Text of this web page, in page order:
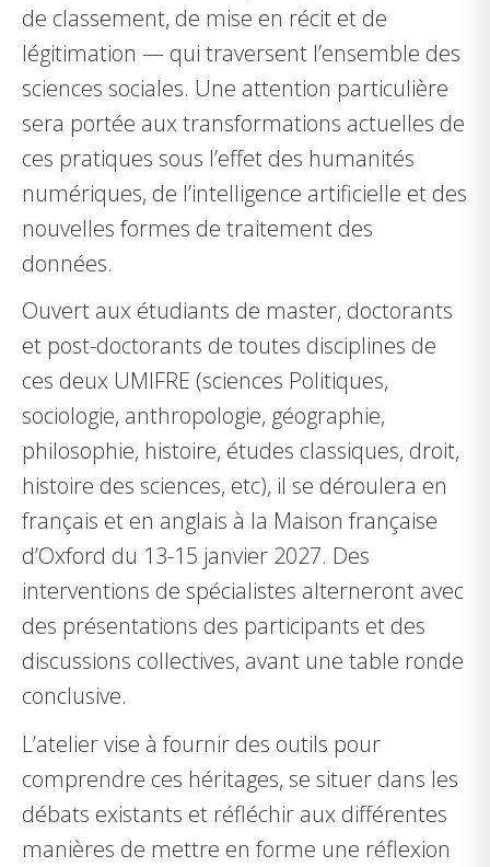
de classement, de mise en récit et de
légitimation — qui traversent l’ensemble des
sciences sociales. Une attention particulière
sera portée aux transformations actuelles de
ces pratiques sous l’effet des humanités
numériques, de l’intelligence artificielle et des
nouvelles formes de traitement des
données.
Ouvert aux étudiants de master, doctorants
et post-doctorants de toutes disciplines de
ces deux UMIFRE (sciences Politiques,
sociologie, anthropologie, géographie,
philosophie, histoire, études classiques, droit,
histoire des sciences, etc), il se déroulera en
français et en anglais à la Maison française
d’Oxford du 13-15 janvier 2027. Des
interventions de spécialistes alterneront avec
des présentations des participants et des
discussions collectives, avant une table ronde
conclusive.
L’atelier vise à fournir des outils pour
comprendre ces héritages, se situer dans les
débats existants et réfléchir aux différentes
manières de mettre en forme une réflexion